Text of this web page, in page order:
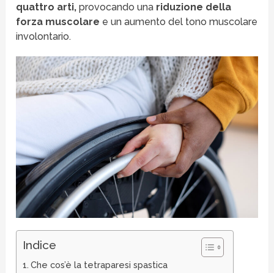
quattro arti, provocando una riduzione della
forza muscolare e un aumento del tono muscolare
involontario.
Indice
Che cos’è la tetraparesi spastica